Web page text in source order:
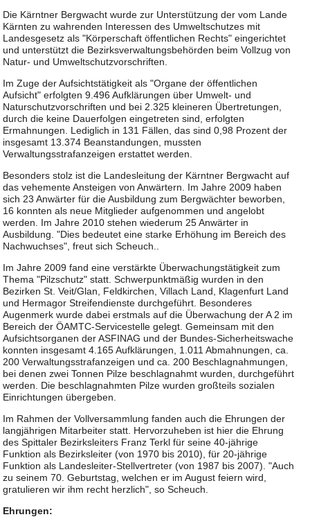
Die Kärntner Bergwacht wurde zur Unterstützung der vom Lande
Kärnten zu wahrenden Interessen des Umweltschutzes mit
Landesgesetz als "Körperschaft öffentlichen Rechts" eingerichtet
und unterstützt die Bezirksverwaltungsbehörden beim Vollzug von
Natur- und Umweltschutzvorschriften.
Im Zuge der Aufsichtstätigkeit als "Organe der öffentlichen
Aufsicht" erfolgten 9.496 Aufklärungen über Umwelt- und
Naturschutzvorschriften und bei 2.325 kleineren Übertretungen,
durch die keine Dauerfolgen eingetreten sind, erfolgten
Ermahnungen. Lediglich in 131 Fällen, das sind 0,98 Prozent der
insgesamt 13.374 Beanstandungen, mussten
Verwaltungsstrafanzeigen erstattet werden.
Besonders stolz ist die Landesleitung der Kärntner Bergwacht auf
das vehemente Ansteigen von Anwärtern. Im Jahre 2009 haben
sich 23 Anwärter für die Ausbildung zum Bergwächter beworben,
16 konnten als neue Mitglieder aufgenommen und angelobt
werden. Im Jahre 2010 stehen wiederum 25 Anwärter in
Ausbildung. "Dies bedeutet eine starke Erhöhung im Bereich des
Nachwuchses", freut sich Scheuch..
Im Jahre 2009 fand eine verstärkte Überwachungstätigkeit zum
Thema "Pilzschutz" statt. Schwerpunktmäßig wurden in den
Bezirken St. Veit/Glan, Feldkirchen, Villach Land, Klagenfurt Land
und Hermagor Streifendienste durchgeführt. Besonderes
Augenmerk wurde dabei erstmals auf die Überwachung der A 2 im
Bereich der ÖAMTC-Servicestelle gelegt. Gemeinsam mit den
Aufsichtsorganen der ASFINAG und der Bundes-Sicherheitswache
konnten insgesamt 4.165 Aufklärungen, 1.011 Abmahnungen, ca.
200 Verwaltungsstrafanzeigen und ca. 200 Beschlagnahmungen,
bei denen zwei Tonnen Pilze beschlagnahmt wurden, durchgeführt
werden. Die beschlagnahmten Pilze wurden großteils sozialen
Einrichtungen übergeben.
Im Rahmen der Vollversammlung fanden auch die Ehrungen der
langjährigen Mitarbeiter statt. Hervorzuheben ist hier die Ehrung
des Spittaler Bezirksleiters Franz Terkl für seine 40-jährige
Funktion als Bezirksleiter (von 1970 bis 2010), für 20-jährige
Funktion als Landesleiter-Stellvertreter (von 1987 bis 2007). "Auch
zu seinem 70. Geburtstag, welchen er im August feiern wird,
gratulieren wir ihm recht herzlich", so Scheuch.
Ehrungen: